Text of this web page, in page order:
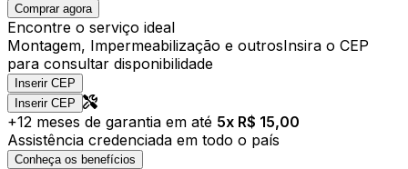
Comprar agora
Encontre o serviço ideal
Montagem, Impermeabilização e outrosInsira o CEP
para consultar disponibilidade
Inserir CEP
Inserir CEP
+12 meses de garantia em até 5x R$ 15,00
Assistência credenciada em todo o país
Conheça os benefícios